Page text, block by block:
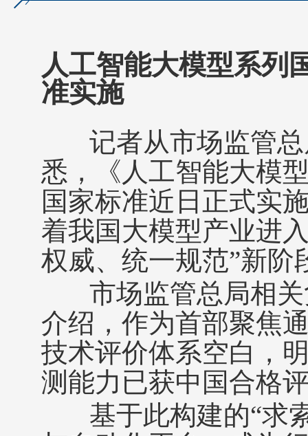
人工智能大模型系列
准实施
记者从市场监管总
悉，《人工智能大模
国家标准近日正式实
着我国大模型产业进
权威、统一规范”新阶
市场监管总局相关
介绍，作为首部聚焦
技术评价体系空白，
测能力已获中国合格
基于此构建的“求索